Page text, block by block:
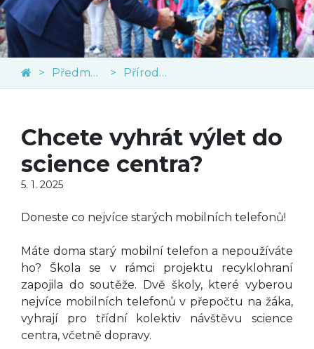
Předměty Přírodní vědy
Chcete vyhrát výlet do
science centra?
5. 1. 2025
Doneste co nejvíce starých mobilních telefonů!
Máte doma starý mobilní telefon a nepoužíváte
ho? Škola se v rámci projektu recyklohraní
zapojila do soutěže. Dvě školy, které vyberou
nejvíce mobilních telefonů v přepočtu na žáka,
vyhrají pro třídní kolektiv návštěvu science
centra, včetně dopravy.